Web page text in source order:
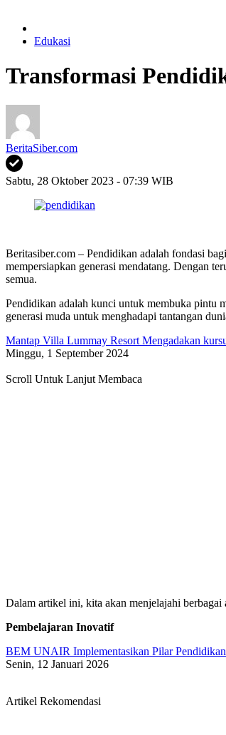
Edukasi
Transformasi
BeritaSiber.com
Sabtu, 28 Oktober 2023 - 07:39 WIB
Beritasiber.com – Pendidikan adalah fondasi
mempersiapkan generasi mendatang. Dengan
semua.
Pendidikan adalah kunci untuk membuka pintu
generasi muda untuk menghadapi tantangan
Mantap Villa Lummay Resort Mengadakan
Minggu, 1 September 2024
Scroll Untuk Lanjut Membaca
Dalam artikel ini, kita akan menjelajahi
Pembelajaran Inovatif
BEM UNAIR Implementasikan Pilar
Senin, 12 Januari 2026
Artikel Rekomendasi